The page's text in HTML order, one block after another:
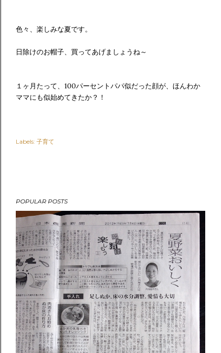
色々、楽しみな夏です。
日除けのお帽子、買ってあげましょうね～
１ヶ月たって、100パーセントパパ似だった顔が、ほんわか
ママにも似始めてきたか？！
Labels: 子育て
POPULAR POSTS